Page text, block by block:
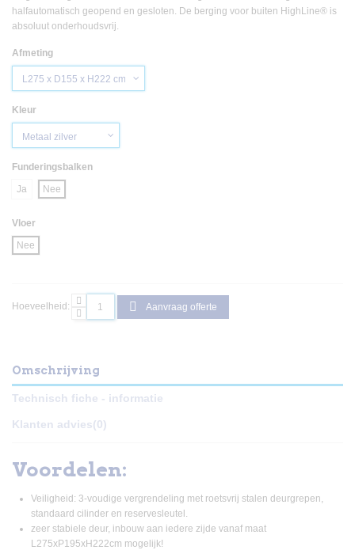
halfautomatisch geopend en gesloten. De berging voor buiten HighLine® is
absoluut onderhoudsvrij.
Afmeting
Kleur
Funderingsbalken
Ja
Nee
Vloer
Nee
Hoeveelheid: Aanvraag offerte
Omschrijving
Technisch fiche - informatie
Klanten advies(0)
Voordelen:
Veiligheid: 3-voudige vergrendeling met roetsvrij stalen deurgrepen,
standaard cilinder en reservesleutel.
zeer stabiele deur, inbouw aan iedere zijde vanaf maat
L275xP195xH222cm mogelijk!